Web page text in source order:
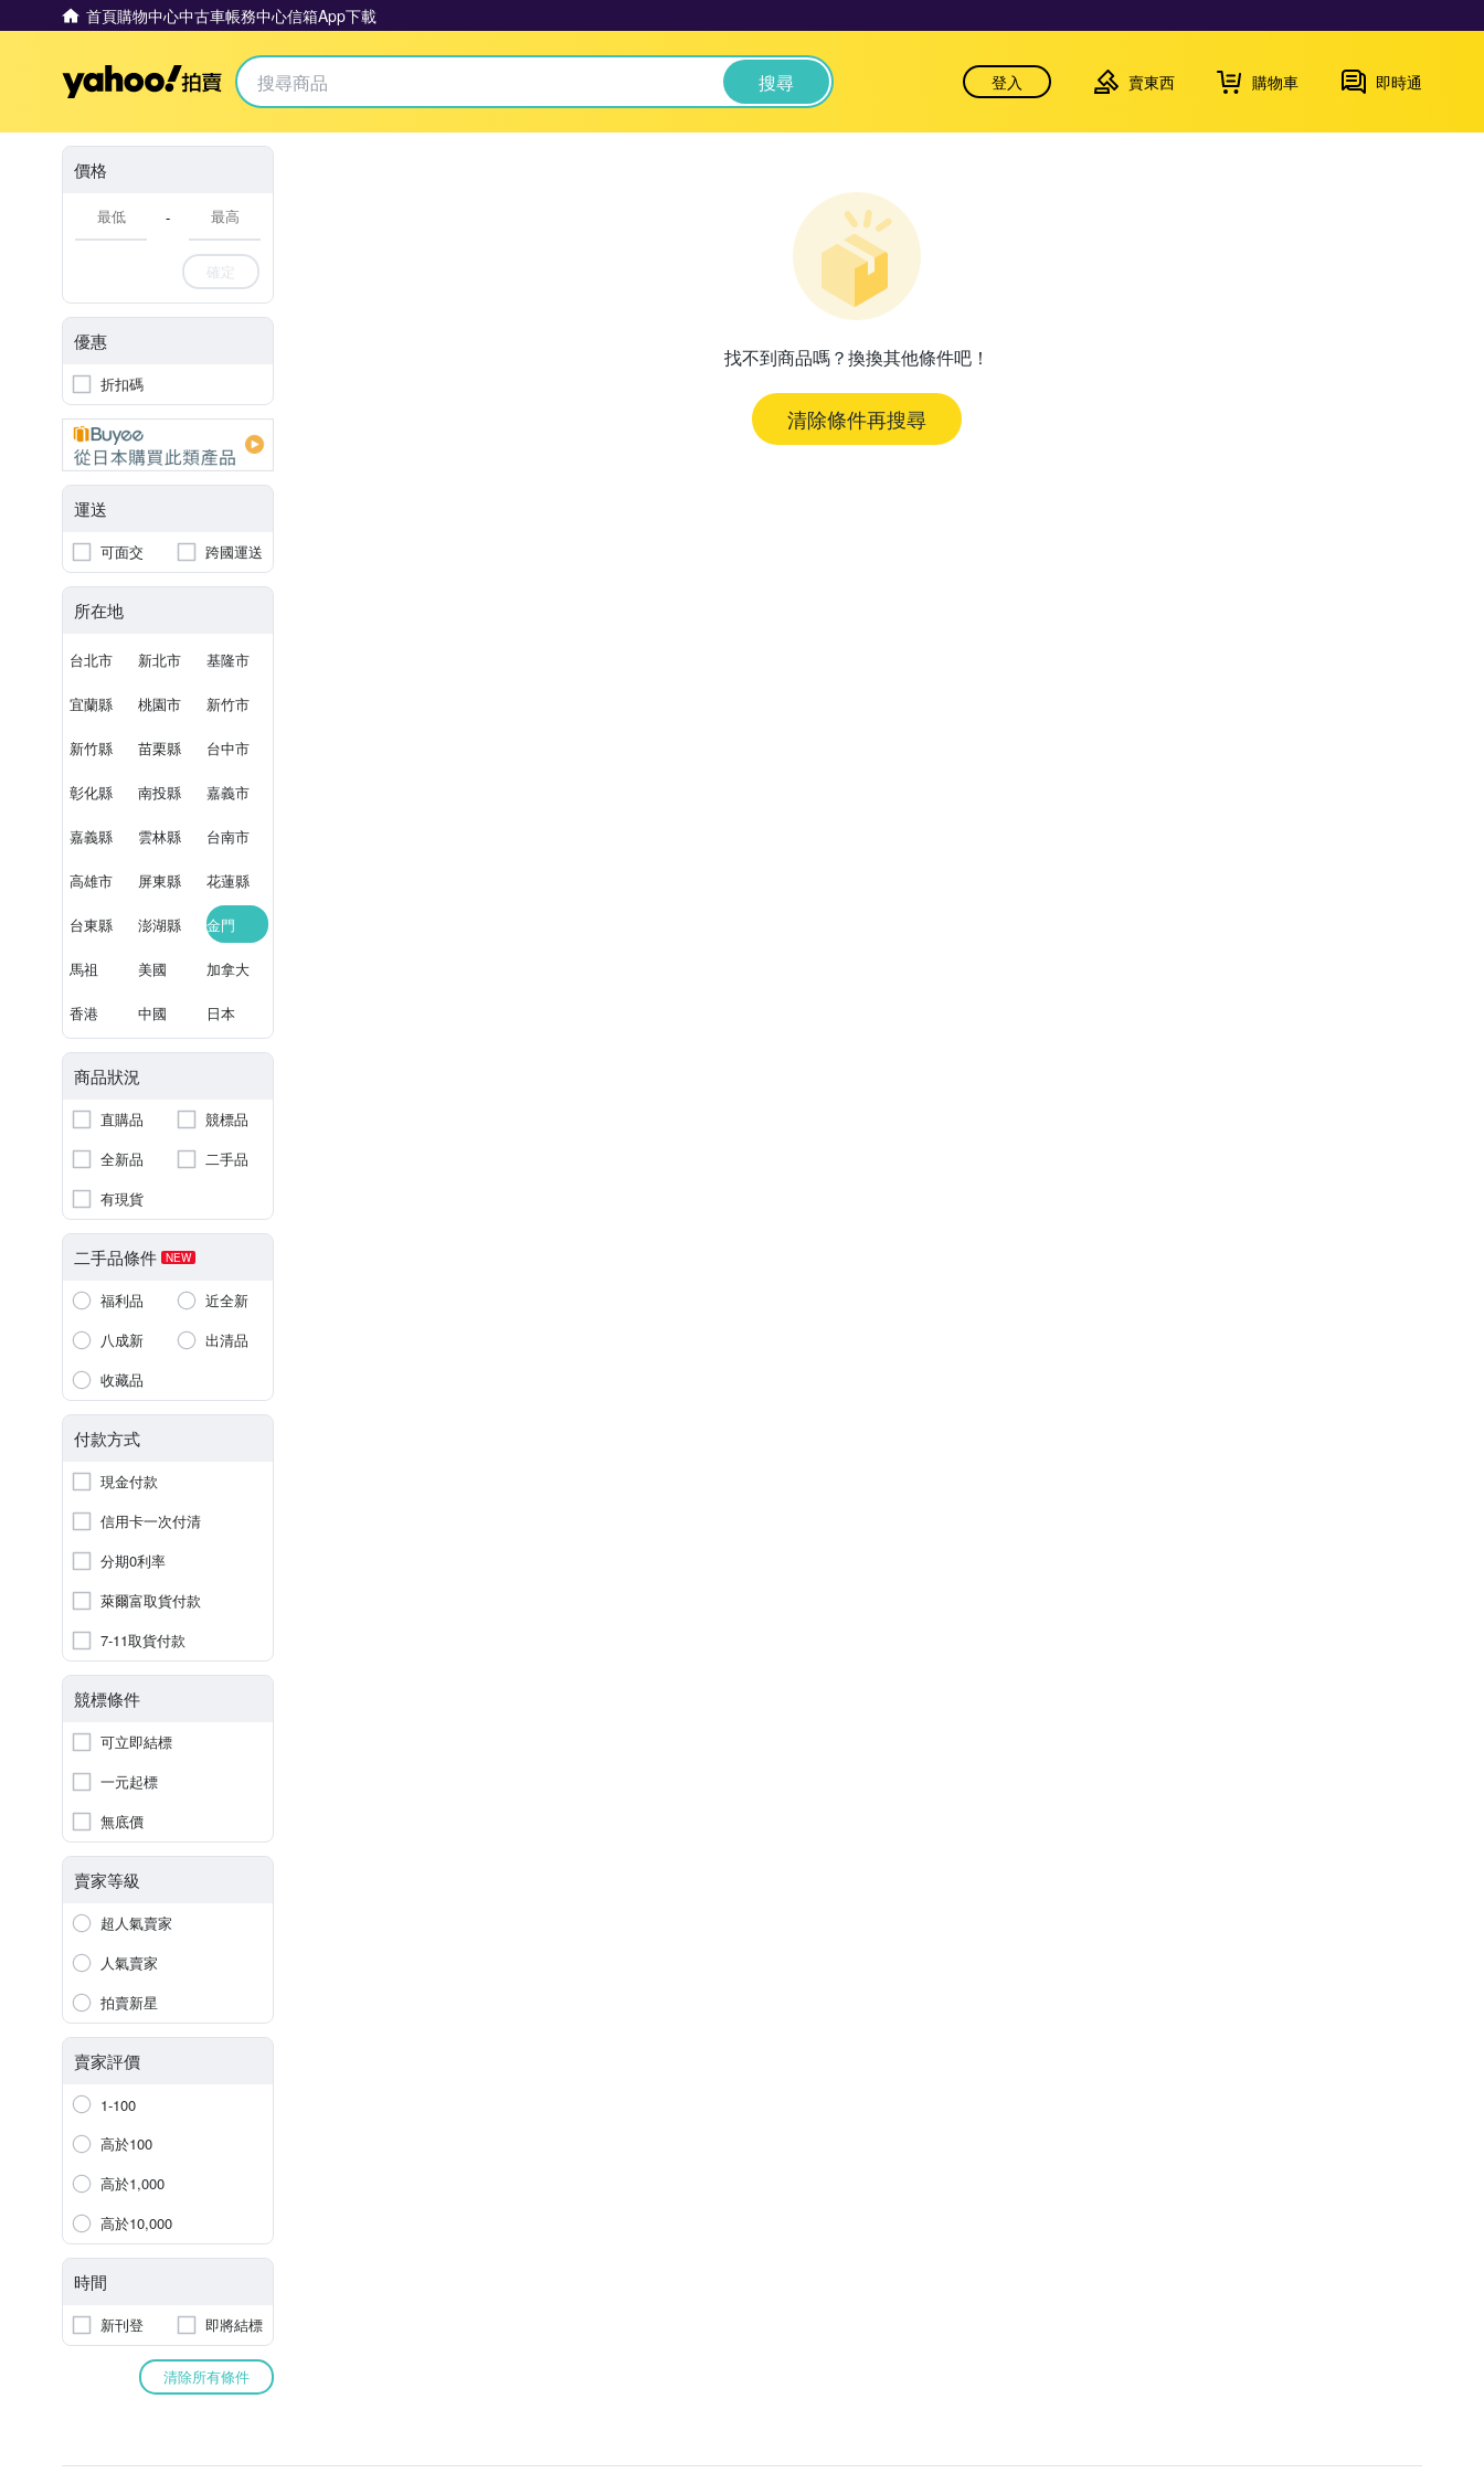
首頁購物中心中古車帳務中心信箱App下載
Yahoo拍賣 搜尋 登入 賣東西 購物車 即時通
價格
-
確定
優惠
折扣碼
運送
可面交 跨國運送
所在地
台北市 新北市 基隆市
宜蘭縣 桃園市 新竹市
新竹縣 苗栗縣 台中市
彰化縣 南投縣 嘉義市
嘉義縣 雲林縣 台南市
高雄市 屏東縣 花蓮縣
台東縣 澎湖縣 金門
馬祖 美國 加拿大
香港 中國 日本
商品狀況
直購品
競標品
全新品
二手品
有現貨
二手品條件 NEW
福利品
近全新
八成新
出清品
收藏品
付款方式
現金付款
信用卡一次付清
分期0利率
萊爾富取貨付款
7-11取貨付款
競標條件
可立即結標
一元起標
無底價
賣家等級
超人氣賣家
人氣賣家
拍賣新星
賣家評價
1-100
高於100
高於1,000
高於10,000
時間
新刊登 即將結標
清除所有條件
找不到商品嗎？換換其他條件吧！
清除條件再搜尋